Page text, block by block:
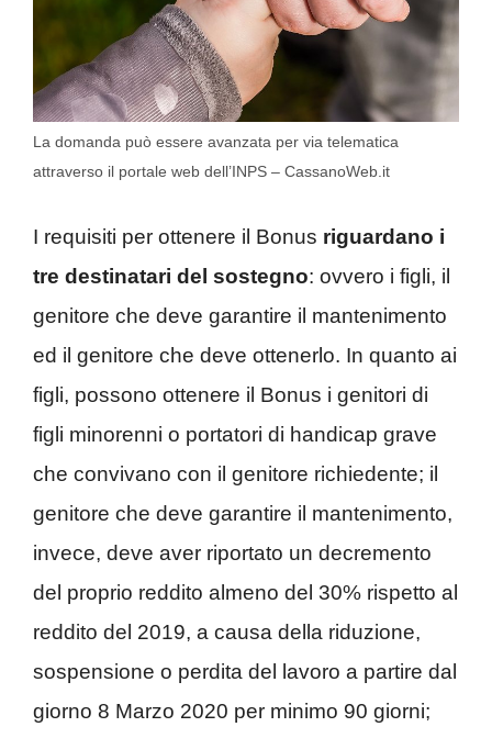
La domanda può essere avanzata per via telematica
attraverso il portale web dell’INPS – CassanoWeb.it
I requisiti per ottenere il Bonus riguardano i
tre destinatari del sostegno: ovvero i figli, il
genitore che deve garantire il mantenimento
ed il genitore che deve ottenerlo. In quanto ai
figli, possono ottenere il Bonus i genitori di
figli minorenni o portatori di handicap grave
che convivano con il genitore richiedente; il
genitore che deve garantire il mantenimento,
invece, deve aver riportato un decremento
del proprio reddito almeno del 30% rispetto al
reddito del 2019, a causa della riduzione,
sospensione o perdita del lavoro a partire dal
giorno 8 Marzo 2020 per minimo 90 giorni;